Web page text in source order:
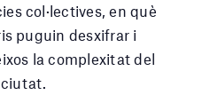
col·lectives, en què
puguin desxifrar i
la complexitat del